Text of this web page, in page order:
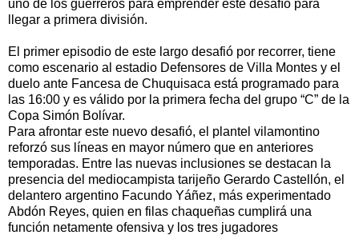
uno de los guerreros para emprender este desafío para
llegar a primera división.
El primer episodio de este largo desafió por recorrer, tiene
como escenario al estadio Defensores de Villa Montes y el
duelo ante Fancesa de Chuquisaca está programado para
las 16:00 y es válido por la primera fecha del grupo “C” de la
Copa Simón Bolívar.
Para afrontar este nuevo desafió, el plantel vilamontino
reforzó sus líneas en mayor número que en anteriores
temporadas. Entre las nuevas inclusiones se destacan la
presencia del mediocampista tarijeño Gerardo Castellón, el
delantero argentino Facundo Yáñez, más experimentado
Abdón Reyes, quien en filas chaqueñas cumplirá una
función netamente ofensiva y los tres jugadores